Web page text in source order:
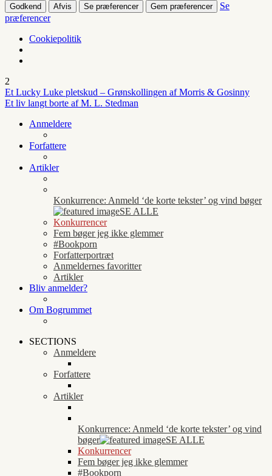
Godkend Afvis Se præferencer Gem præferencer
Se
præferencer
Cookiepolitik
2
Et Lucky Luke pletskud – Grønskollingen af Morris & Gosinny
Et liv langt borte af M. L. Stedman
Anmeldere
Forfattere
Artikler
Konkurrence: Anmeld ‘de korte tekster’ og vind bøger
SE ALLE
Konkurrencer
Fem bøger jeg ikke glemmer
#Bookporn
Forfatterportræt
Anmeldernes favoritter
Artikler
Bliv anmelder?
Om Bogrummet
SECTIONS
Anmeldere
Forfattere
Artikler
Konkurrence: Anmeld ‘de korte tekster’ og vind
bøger
SE ALLE
Konkurrencer
Fem bøger jeg ikke glemmer
#Bookporn